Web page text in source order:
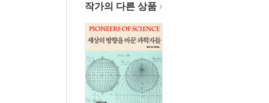
작가의 다른 상품